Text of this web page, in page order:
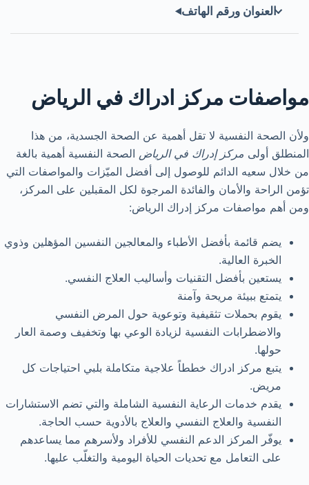
العنوان ورقم الهاتف
مواصفات مركز ادراك في الرياض
ولأن الصحة النفسية لا تقل أهمية عن الصحة الجسدية، من هذا
المنطلق أولى مركز إدراك في الرياض الصحة النفسية أهمية بالغة
من خلال سعيه الدائم للوصول إلى أفضل الميّزات والمواصفات التي
تؤمن الراحة والأمان والفائدة المرجوة لكل المقبلين على المركز،
ومن أهم مواصفات مركز إدراك الرياض:
يضم قائمة بأفضل الأطباء والمعالجين النفسين المؤهلين وذوي
الخبرة العالية.
يستعين بأفضل التقنيات وأساليب العلاج النفسي.
يتمتع ببيئة مريحة وآمنة
يقوم بحملات تثقيفية وتوعوية حول المرض النفسي
والاضطرابات النفسية لزيادة الوعي بها وتخفيف وصمة العار
حولها.
يتبع مركز ادراك خططاً علاجية متكاملة بلبي احتياجات كل
مريض.
يقدم خدمات الرعاية النفسية الشاملة والتي تضم الاستشارات
النفسية والعلاج النفسي والعلاج بالأدوية حسب الحاجة.
يوفّر المركز الدعم النفسي للأفراد ولأسرهم مما يساعدهم
على التعامل مع تحديات الحياة اليومية والتغلّب عليها.